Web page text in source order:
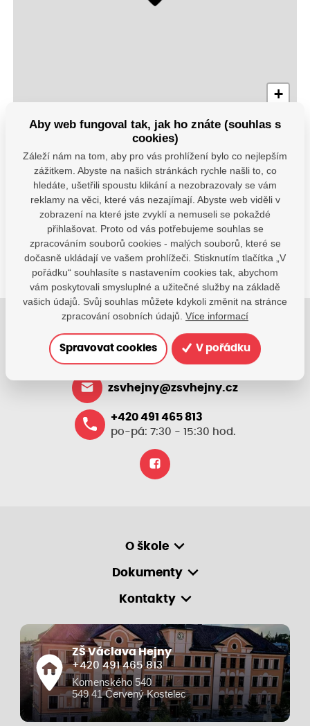
+
Máte dotazy?
Kontaktujte nás
SDÍLEJTE:
Jsme tu pro Vaše děti.
Jsme k dispozici, pokud potřebujete pomoci.
zsvhejny@zsvhejny.cz
+420 491 465 813
po-pá: 7:30 - 15:30 hod.
O škole
Dokumenty
Kontakty
ZŠ Václava Hejny
+420 491 465 813
Komenského 540
549 41 Červený Kostelec
Aby web fungoval tak, jak ho znáte (souhlas s
cookies)
Záleží nám na tom, aby pro vás prohlížení bylo co nejlepším
zážitkem. Abyste na našich stránkách rychle našli to, co
hledáte, ušetřili spoustu klikání a nezobrazovaly se vám
reklamy na věci, které vás nezajímají. Abyste web viděli v
zobrazení na které jste zvyklí a nemuseli se pokaždé
přihlašovat. Proto od vás potřebujeme souhlas se
zpracováním souborů cookies - malých souborů, které se
dočasně ukládají ve vašem prohlížeči. Stisknutím tlačítka „V
pořádku“ souhlasíte s nastavením cookies tak, abychom
vám poskytovali smysluplné a užitečné služby na základě
vašich údajů. Svůj souhlas můžete kdykoli změnit na stránce
zpracování osobních údajů. Více informací
Spravovat cookies V pořádku